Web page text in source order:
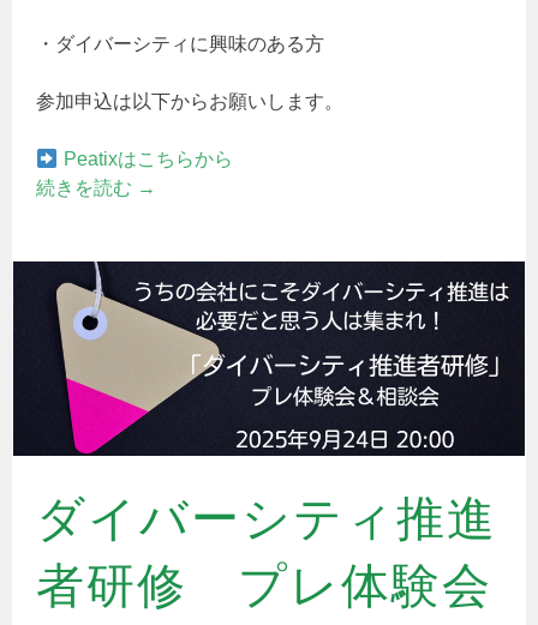
・ダイバーシティに興味のある方
参加申込は以下からお願いします。
Peatixはこちらから
続きを読む →
ダイバーシティ推進
者研修 プレ体験会